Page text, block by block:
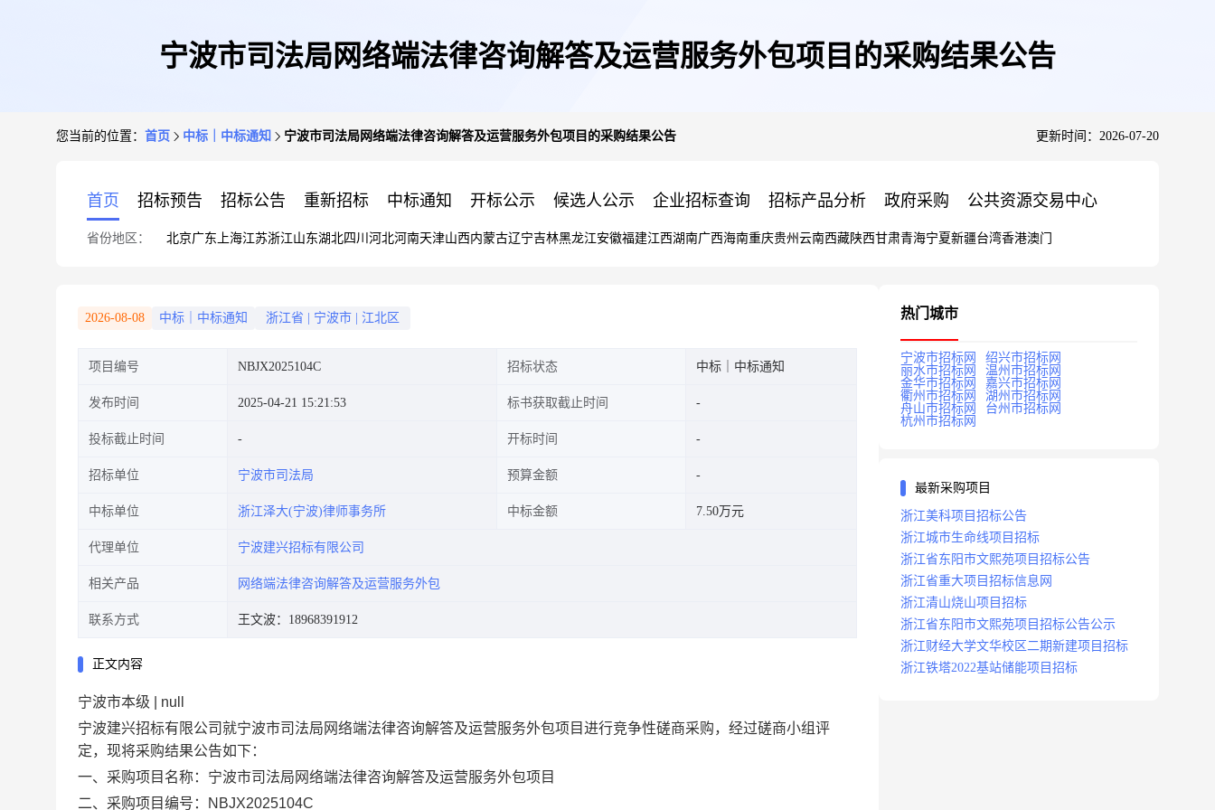
宁波市司法局网络端法律咨询解答及运营服务外包项目的采购结果公告
您当前的位置： 首页 中标｜中标通知 宁波市司法局网络端法律咨询解答及运营服务外包项目的采购结果公告 更新时间：2026-07-20
首页 招标预告 招标公告 重新招标 中标通知 开标公示 候选人公示 企业招标查询 招标产品分析 政府采购 公共资源交易中心
省份地区： 北京广东 上海江苏浙江山东湖北四川 河北河南天津山西内蒙古辽宁吉林黑龙江安徽福建江西湖南广西海南重庆贵州 云南西藏陕西甘肃青海宁夏新疆台湾香港澳门
2026-08-08 中标｜中标通知 浙江省 宁波市 江北区
项目编号 NBJX2025104C 招标状态 中标｜中标通知
发布时间 2025-04-21 15:21:53 标书获取截止时间
投标截止时间 开标时间
招标单位 宁波市司法局 预算金额
中标单位 浙江泽大(宁波)律师事务所 中标金额 7.50万元
代理单位 宁波建兴招标有限公司
相关产品 网络端法律咨询解答及运营服务外包
联系方式 王文波：18968391912
正文内容
宁波市本级 | null
宁波建兴招标有限公司就宁波市司法局网络端法律咨询解答及运营服务外包项目进行竞争性磋商采购，经过磋商小组评
定，现将采购结果公告如下：
一、采购项目名称： 宁波市司法局网络端法律咨询解答及运营服务外包项目
二、采购项目编号：
NBJX2025104C
热门城市
宁波市招标网
绍兴市招标网
丽水市招标网
温州市招标网
金华市招标网
嘉兴市招标网
衢州市招标网
湖州市招标网
舟山市招标网
台州市招标网
杭州市招标网
最新采购项目
浙江美科项目招标公告
浙江城市生命线项目招标
浙江省东阳市文熙苑项目招标公告
浙江省重大项目招标信息网
浙江清山烧山项目招标
浙江省东阳市文熙苑项目招标公告公示
浙江财经大学文华校区二期新建项目招标
浙江铁塔2022基站储能项目招标